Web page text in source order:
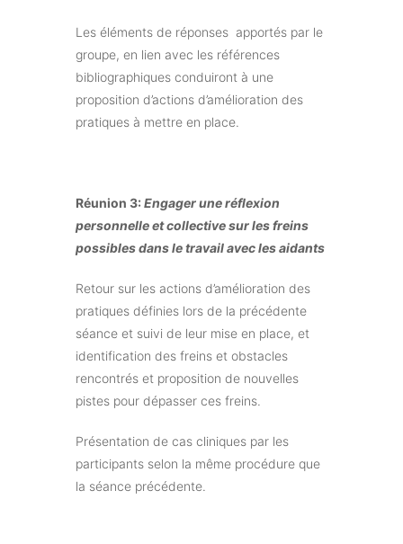
Les éléments de réponses apportés par le
groupe, en lien avec les références
bibliographiques conduiront à une
proposition d’actions d’amélioration des
pratiques à mettre en place.
Réunion 3:Engager une réflexion
personnelle et collective sur les freins
possibles dans le travail avec les aidants
Retour sur les actions d’amélioration des
pratiques définies lors de la précédente
séance et suivi de leur mise en place, et
identification des freins et obstacles
rencontrés et proposition de nouvelles
pistes pour dépasser ces freins.
Présentation de cas cliniques par les
participants selon la même procédure que
la séance précédente.